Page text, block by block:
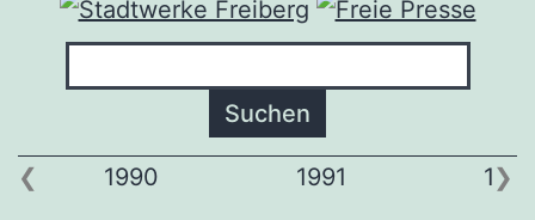
1990 1991